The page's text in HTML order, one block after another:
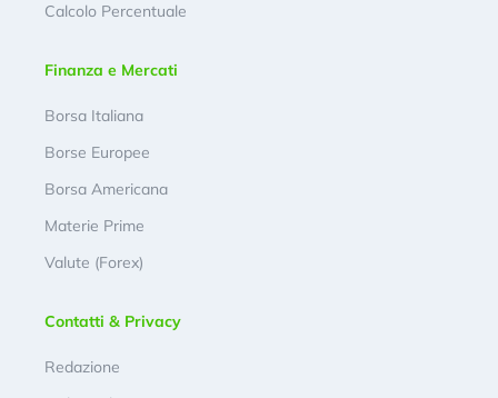
Calcolo Percentuale
Finanza e Mercati
Borsa Italiana
Borse Europee
Borsa Americana
Materie Prime
Valute (Forex)
Contatti & Privacy
Redazione